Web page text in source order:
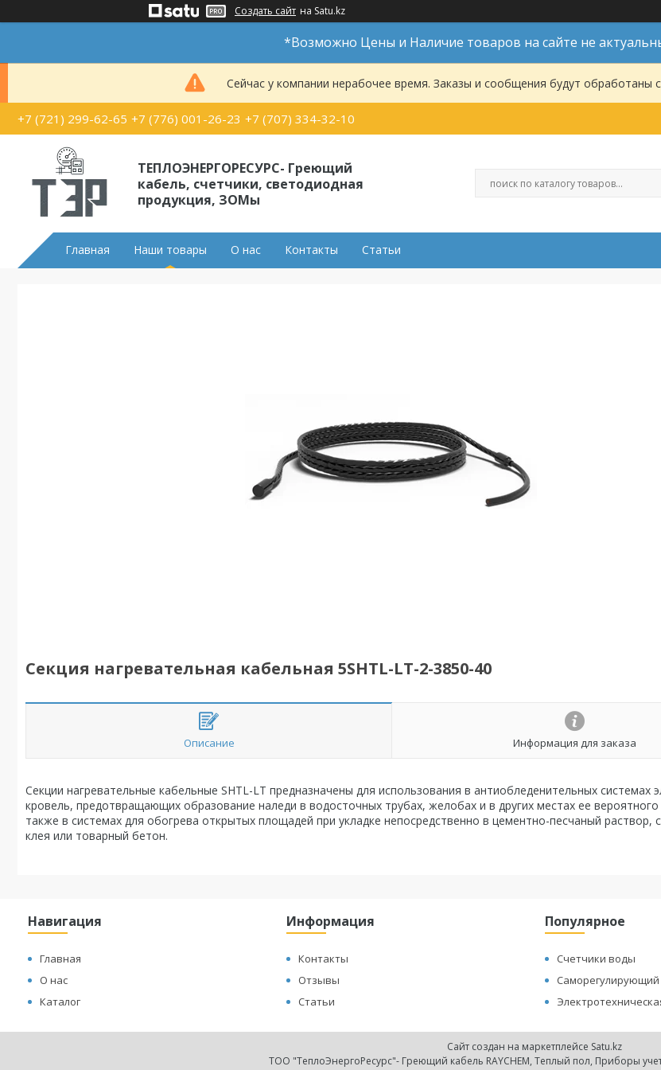
Создать сайт на Satu.kz
*Возможно Цены и Наличие товаров на сайте не
Сейчас у компании нерабочее время. Заказы и сообщения будут обработаны
+7 (721) 299-62-65 +7 (776) 001-26-23 +7 (707) 334-32-10
ТЕПЛОЭНЕРГОРЕСУРС- Греющий
кабель, счетчики, светодиодная
продукция, ЗОМы
Главная Наши товары О нас Контакты Статьи
Секция нагревательная кабельная 5SHTL-LT-2-3850-40
Описание Информация для заказа
Секции нагревательные кабельные SHTL-LT предназначены для использования в антиобледенительных системах
кровель, предотвращающих образование наледи в водосточных трубах, желобах и в других местах ее
также в системах для обогрева открытых площадей при укладке непосредственно в цементно-песчаный раствор,
клея или товарный бетон.
Навигация
Главная
О нас
Каталог
Информация
Контакты
Отзывы
Статьи
Популярное
Счетчики воды
Сайт создан на маркетплейсе Satu.kz